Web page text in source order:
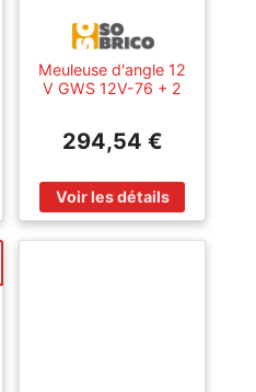
Meuleuse d'angle 12
V GWS 12V-76 + 2
BOSCH
294,54 €